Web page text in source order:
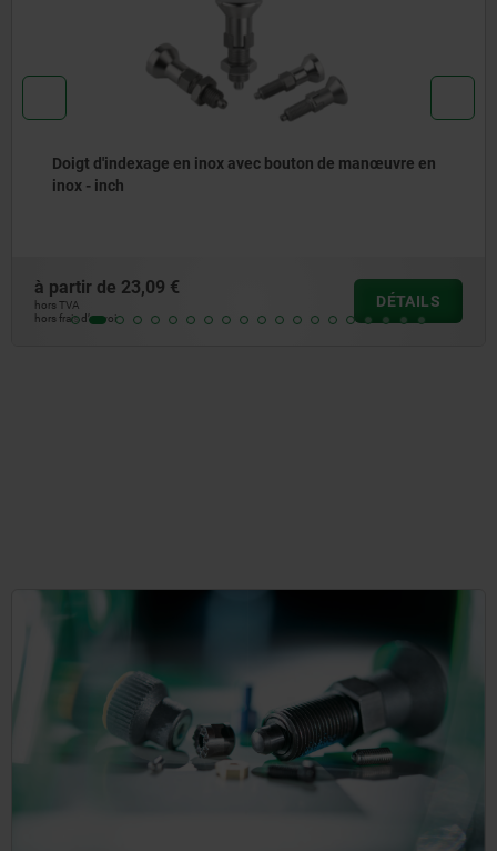
Doigt d'indexage en acier ou en inox avec bouton de
manœuvre en plastique et doigt d'arrêt allongé - inch
à partir de11,19 €
hors TVA
hors frais d’envoi
DÉTAILS